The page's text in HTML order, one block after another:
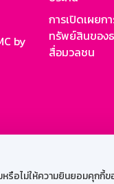
ไม่ให้ความยินยอมคุกกี้ข
by
การเปิดเผยก
ทรัพย์สินของ
สื่อมวลชน